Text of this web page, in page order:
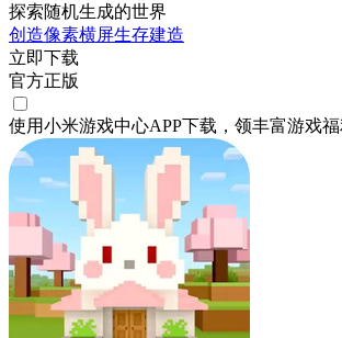
探索随机生成的世界
创造像素横屏生存建造
立即下载
官方正版
使用小米游戏中心APP下载 ，领丰富游戏福